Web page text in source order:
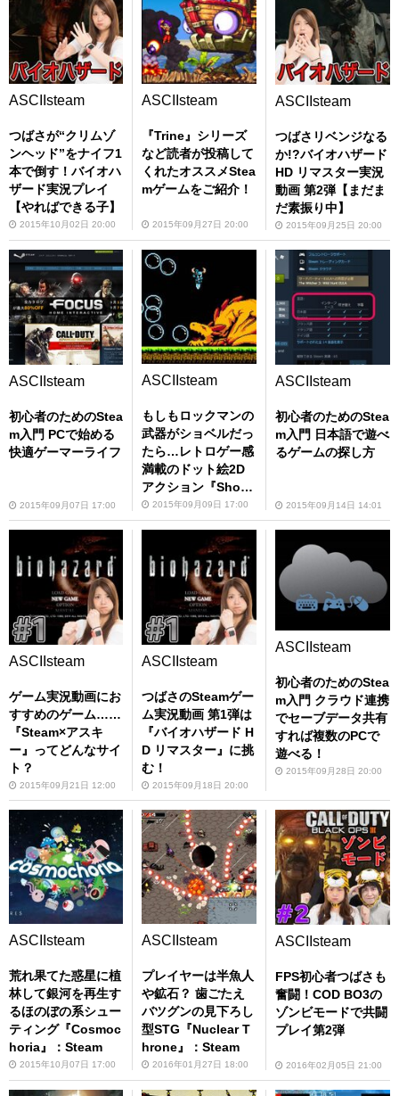
ASCIIsteam
つばさが“クリムゾ
ンヘッド”をナイフ1
本で倒す！バイオハ
ザード実況プレイ
【やればできる子】
2015年10月02日 20:00
ASCIIsteam
『Trine』シリーズ
など読者が投稿して
くれたオススメStea
mゲームをご紹介！
2015年09月27日 20:00
ASCIIsteam
つばさリベンジなる
か!?バイオハザード
HD リマスター実況
動画 第2弾【まだま
だ素振り中】
2015年09月25日 20:00
ASCIIsteam
初心者のためのStea
m入門 PCで始める
快適ゲーマーライフ
2015年09月07日 17:00
ASCIIsteam
もしもロックマンの
武器がショベルだっ
たら…レトロゲー感
満載のドット絵2D
アクション『Shove
l Knight』：Steam
2015年09月09日 17:00
ASCIIsteam
初心者のためのStea
m入門 日本語で遊べ
るゲームの探し方
2015年09月14日 14:01
ASCIIsteam
ゲーム実況動画にお
すすめのゲーム……
『Steam×アスキ
ー』ってどんなサイ
ト？
2015年09月21日 12:00
ASCIIsteam
つばさのSteamゲー
ム実況動画 第1弾は
『バイオハザード H
D リマスター』に挑
む！
2015年09月18日 20:00
ASCIIsteam
初心者のためのStea
m入門 クラウド連携
でセーブデータ共有
すれば複数のPCで
遊べる！
2015年09月28日 20:00
ASCIIsteam
荒れ果てた惑星に植
林して銀河を再生す
るほのぼの系シュー
ティング『Cosmoc
horia』：Steam
2015年10月07日 17:00
ASCIIsteam
プレイヤーは半魚人
や鉱石？ 歯ごたえ
バツグンの見下ろし
型STG『Nuclear T
hrone』：Steam
2016年01月27日 18:00
ASCIIsteam
FPS初心者つばさも
奮闘！COD BO3の
ゾンビモードで共闘
プレイ第2弾
2016年02月05日 21:00